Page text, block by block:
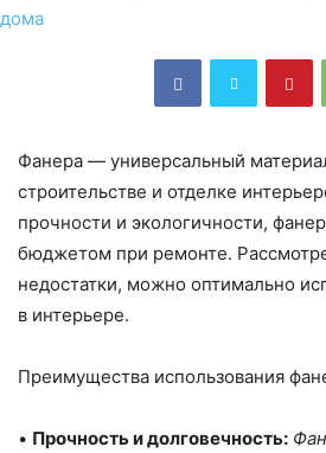
Фанера — универсальный
строительстве и отделке
прочности и экологичности,
бюджетом при ремонте.
недостатки, можно оптимально
в интерьере.
Преимущества использования
• Прочность и долговечность: